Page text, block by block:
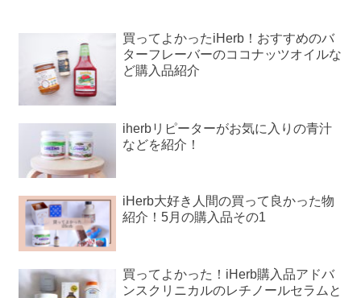
買ってよかったiHerb！おすすめのバ
ターフレーバーのココナッツオイルな
ど購入品紹介
iherbリピーターがお気に入りの青汁
などを紹介！
iHerb大好き人間の買って良かった物
紹介！5月の購入品その1
買ってよかった！iHerb購入品アドバ
ンスクリニカルのレチノールセラムと